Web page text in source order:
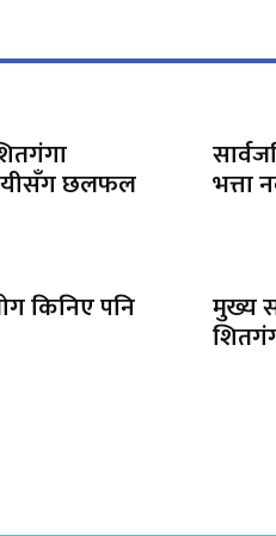
छलफल भत्ता
किनिए पनि मुख्य